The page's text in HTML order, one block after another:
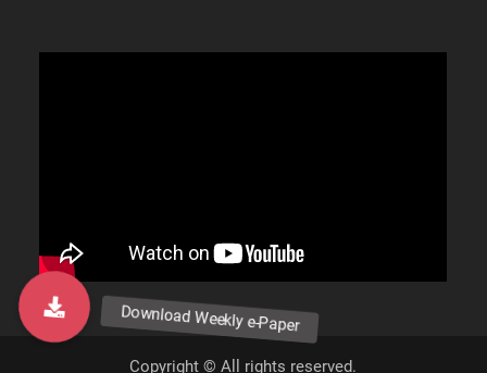
Copyright © All rights reserved.